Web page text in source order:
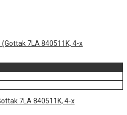
7LA 840511K, 4-х